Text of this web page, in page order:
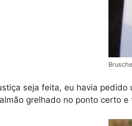
seja feita, eu havia
grelhado no ponto certo